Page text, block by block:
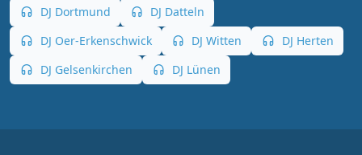
DJ Dortmund
DJ Datteln
DJ Oer-Erkenschwick
DJ Witten
DJ Herten
DJ Gelsenkirchen
DJ Lünen